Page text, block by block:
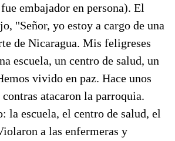
embajador en persona). El
"Señor, yo estoy a cargo de una
de Nicaragua. Mis feligreses
escuela, un centro de salud, un
vivido en paz. Hace unos
contras atacaron la parroquia.
la escuela, el centro de salud, el
a las enfermeras y